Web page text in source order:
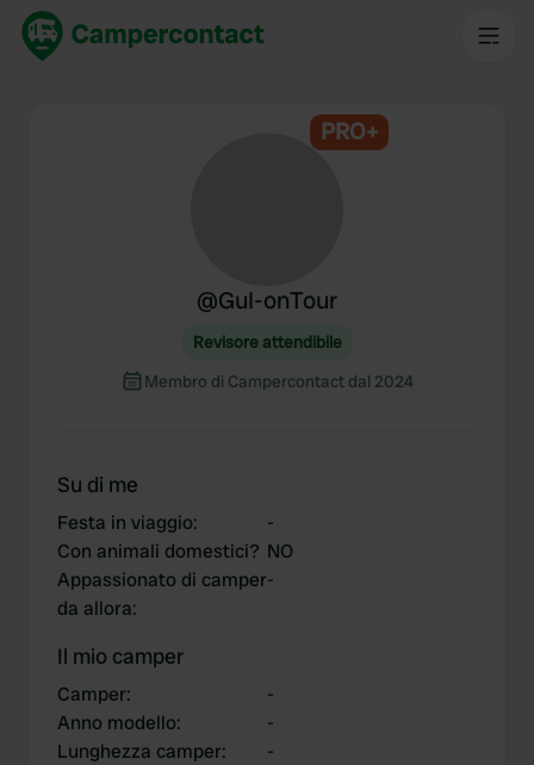
PRO+
@GuI-onTour
Revisore attendibile
Membro di Campercontact dal 2024
Su di me
Festa in viaggio:
-
Con animali domestici? NO
Appassionato di camper
da allora:
-
Il mio camper
Camper:
-
Anno modello:
-
Lunghezza camper:
-